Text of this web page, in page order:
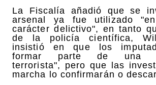
La Fiscalía añadió que se
arsenal ya fue utilizado
carácter delictivo", en tanto
de la policía científica,
insistió en que los
formar parte de una
terrorista", pero que las
marcha lo confirmarán o